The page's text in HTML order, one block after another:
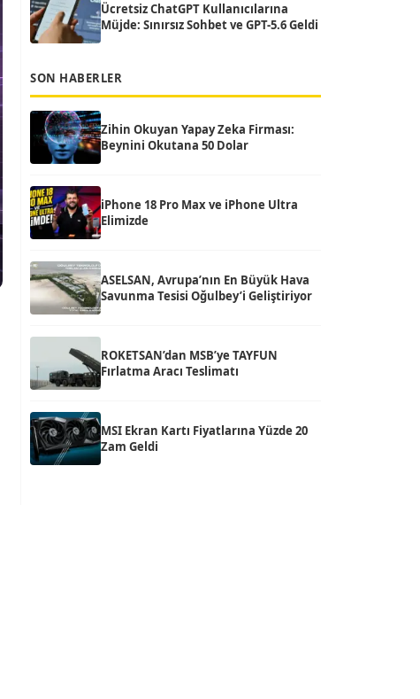
Ücretsiz ChatGPT Kullanıcılarına
Müjde: Sınırsız Sohbet ve GPT-5.6 Geldi
SON HABERLER
Zihin Okuyan Yapay Zeka Firması:
Beynini Okutana 50 Dolar
iPhone 18 Pro Max ve iPhone Ultra
Elimizde
ASELSAN, Avrupa’nın En Büyük Hava
Savunma Tesisi Oğulbey’i Geliştiriyor
ROKETSAN’dan MSB’ye TAYFUN
Fırlatma Aracı Teslimatı
MSI Ekran Kartı Fiyatlarına Yüzde 20
Zam Geldi